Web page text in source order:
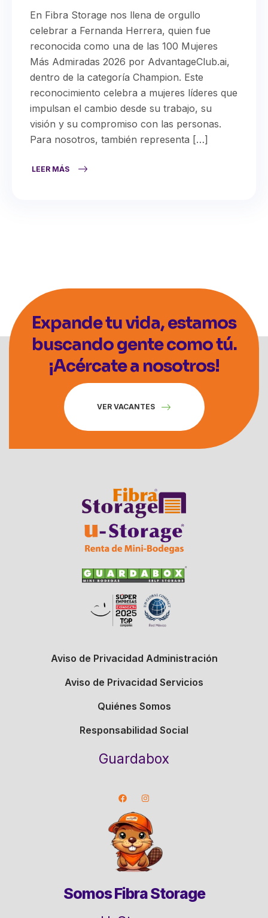
En Fibra Storage nos llena de orgullo
celebrar a Fernanda Herrera, quien fue
reconocida como una de las 100 Mujeres
Más Admiradas 2026 por AdvantageClub.ai,
dentro de la categoría Champion. Este
reconocimiento celebra a mujeres líderes que
impulsan el cambio desde su trabajo, su
visión y su compromiso con las personas.
Para nosotros, también representa […]
LEER MÁS
Expande tu vida, estamos
buscando gente como tú.
¡Acércate a nosotros!
VER VACANTES
Aviso de Privacidad Administración
Aviso de Privacidad Servicios
Quiénes Somos
Responsabilidad Social
Guardabox
Somos Fibra Storage